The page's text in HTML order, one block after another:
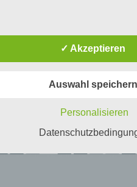
Daten von
verarbeitet werden.
jeder mit oder ohne Hilfe
Daten wie das
Auslesen, das Abfragen,
✓ Akzeptieren
Auswahl speichern
Personalisieren